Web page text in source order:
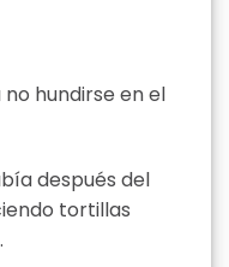
hundirse en el
después del
tortillas